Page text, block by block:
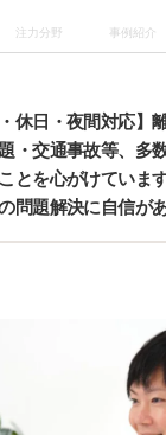
注力分野 事例紹介
休日・夜間対応】
・交通事故等、多
とを心がけていま
問題解決に自信があ